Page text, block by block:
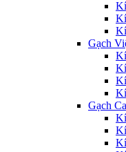
Gạch
Gạch